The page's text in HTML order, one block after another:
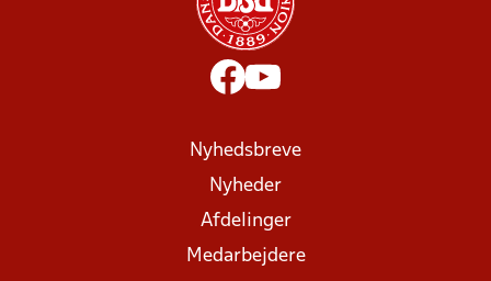
Nyhedsbreve
Nyheder
Afdelinger
Medarbejdere